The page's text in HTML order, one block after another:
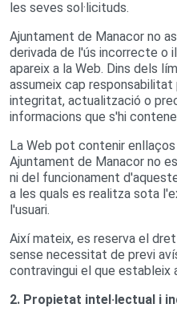
les seves sol·licituds.
Ajuntament de Manacor no
derivada de l'ús incorrecte o
apareix a la Web. Dins dels
assumeix cap
integritat, actualització o
informacions que s'hi
La Web pot contenir
Ajuntament de Manacor no
ni del funcionament
a les quals es realitza sota
l'usuari.
Així mateix, es reserva el
sense necessitat de previ
contravingui el que estableix
2. Propietat intel·lectual i